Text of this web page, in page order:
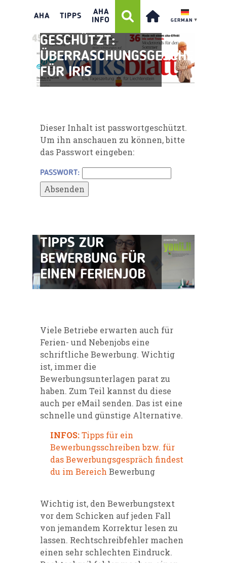
AHA TIPPS
AHA
INFO
GERMAN ▼
GESCHÜTZT:
ÜBERRASCHUNGSGESCHENK
FÜR IRIS
Dieser Inhalt ist passwortgeschützt.
Um ihn anschauen zu können, bitte
das Passwort eingeben:
PASSWORT:
TIPPS ZUR
BEWERBUNG FÜR
EINEN FERIENJOB
Viele Betriebe erwarten auch für
Ferien- und Nebenjobs eine
schriftliche Bewerbung. Wichtig
ist, immer die
Bewerbungsunterlagen parat zu
haben. Zum Teil kannst du diese
auch per eMail senden. Das ist eine
schnelle und günstige Alternative.
INFOS:Tipps für ein
Bewerbungsschreiben bzw. für
das Bewerbungsgespräch findest
du im Bereich Bewerbung
Wichtig ist, den Bewerbungstext
vor dem Schicken auf jeden Fall
von jemandem Korrektur lesen zu
lassen. Rechtschreibfehler machen
einen sehr schlechten Eindruck.